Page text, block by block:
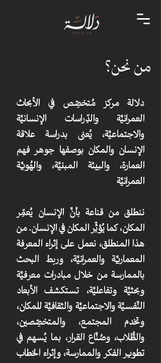
دلالة مركز مُتخصِّص في الأبحاث
العمرانيَّة والدِّراسات الإنسانيَّة
والاجتماعيَّة، يُعنى بدراسة علاقة
الإنسان والمكان بوصفها جوهر فهم
العمارة، والبيئة المبنيَّة، والهُويَّة
العمرانيَّة
ننطلق من قناعة بأنَّ الإنسان يُعمِّر
المكان، كما يُؤثِّر المكان في الإنسان. من
هذا المنطلق، نعمل على إثراء المعرفة
المعماريَّة والعمرانيَّة، وربط البحث
بالممارسة من خلال مبادرات معرفيَّة
وبحثيَّة وتفاعليَّة، تستكشف الأبعاد
النَّفسيَّة والاجتماعيَّة والثقافيَّة للمكان،
وتخدم المجتمع، والمتخصِّصين،
والطُّلاب، وصُنَّاع القرار، بما يُسهم في
تطوير الفكر والممارسة، وإثراء الخطاب
من نحن؟